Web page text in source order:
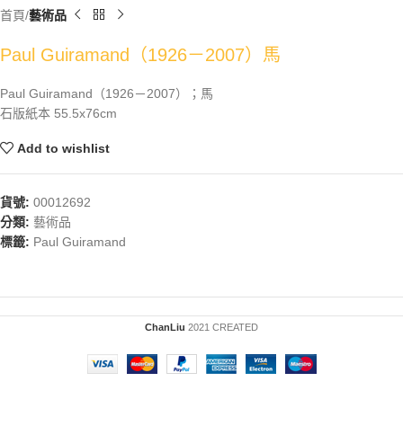
首頁 藝術品
Paul Guiramand（1926－2007）馬
Paul Guiramand（1926－2007）；馬
石版紙本 55.5x76cm
Add to wishlist
貨號: 00012692
分類: 藝術品
標籤: Paul Guiramand
ChanLiu 2021 CREATED